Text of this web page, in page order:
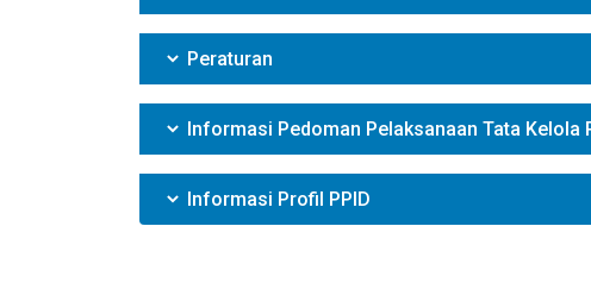
Peraturan
Informasi Pedoman Pelaksanaan Tata Kelola
Informasi Profil PPID